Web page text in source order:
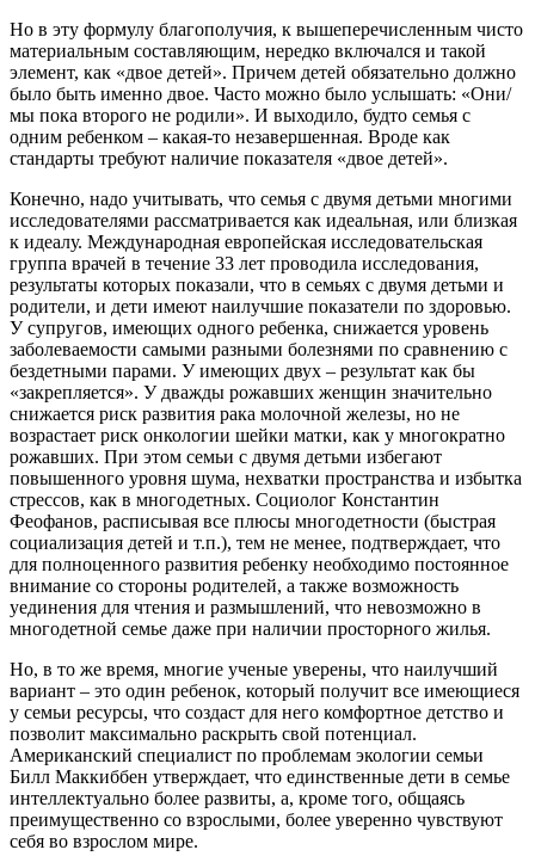
Но в эту формулу благополучия, к вышеперечисленным чисто
материальным составляющим, нередко включался и такой
элемент, как «двое детей». Причем детей обязательно должно
было быть именно двое. Часто можно было услышать: «Они/
мы пока второго не родили». И выходило, будто семья с
одним ребенком – какая-то незавершенная. Вроде как
стандарты требуют наличие показателя «двое детей».
Конечно, надо учитывать, что семья с двумя детьми многими
исследователями рассматривается как идеальная, или близкая
к идеалу. Международная европейская исследовательская
группа врачей в течение 33 лет проводила исследования,
результаты которых показали, что в семьях с двумя детьми и
родители, и дети имеют наилучшие показатели по здоровью.
У супругов, имеющих одного ребенка, снижается уровень
заболеваемости самыми разными болезнями по сравнению с
бездетными парами. У имеющих двух – результат как бы
«закрепляется». У дважды рожавших женщин значительно
снижается риск развития рака молочной железы, но не
возрастает риск онкологии шейки матки, как у многократно
рожавших. При этом семьи с двумя детьми избегают
повышенного уровня шума, нехватки пространства и избытка
стрессов, как в многодетных. Социолог Константин
Феофанов, расписывая все плюсы многодетности (быстрая
социализация детей и т.п.), тем не менее, подтверждает, что
для полноценного развития ребенку необходимо постоянное
внимание со стороны родителей, а также возможность
уединения для чтения и размышлений, что невозможно в
многодетной семье даже при наличии просторного жилья.
Но, в то же время, многие ученые уверены, что наилучший
вариант – это один ребенок, который получит все имеющиеся
у семьи ресурсы, что создаст для него комфортное детство и
позволит максимально раскрыть свой потенциал.
Американский специалист по проблемам экологии семьи
Билл Маккиббен утверждает, что единственные дети в семье
интеллектуально более развиты, а, кроме того, общаясь
преимущественно со взрослыми, более уверенно чувствуют
себя во взрослом мире.